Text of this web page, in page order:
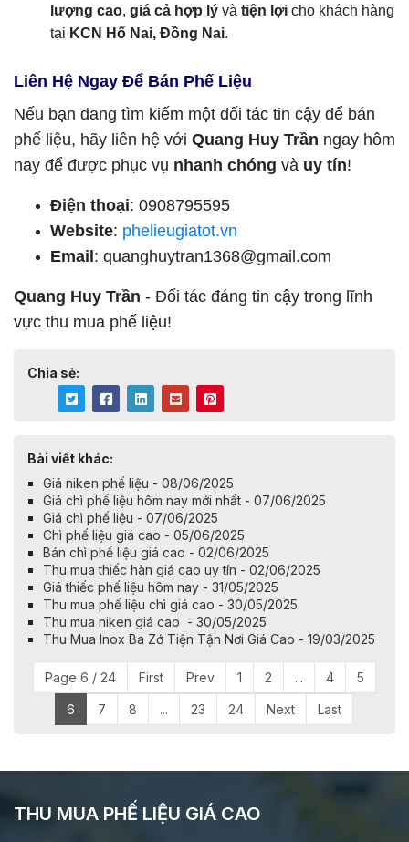
lượng cao, giá cả hợp lý và tiện lợi cho khách hàng
tại KCN Hố Nai, Đồng Nai.
Liên Hệ Ngay Để Bán Phế Liệu
Nếu bạn đang tìm kiếm một đối tác tin cậy để bán
phế liệu, hãy liên hệ với Quang Huy Trần ngay hôm
nay để được phục vụ nhanh chóng và uy tín!
Điện thoại: 0908795595
Website: phelieugiatot.vn
Email : quanghuytran1368@gmail.com
Quang Huy Trần - Đối tác đáng tin cậy trong lĩnh
vực thu mua phế liệu!
Chia sẻ:
Bài viết khác:
Giá niken phế liệu - 08/06/2025
Giá chì phế liệu hôm nay mới nhất - 07/06/2025
Giá chì phế liệu - 07/06/2025
Chì phế liệu giá cao - 05/06/2025
Bán chì phế liệu giá cao - 02/06/2025
Thu mua thiếc hàn giá cao uy tín - 02/06/2025
Giá thiếc phế liệu hôm nay - 31/05/2025
Thu mua phế liệu chì giá cao - 30/05/2025
Thu mua niken giá cao - 30/05/2025
Thu Mua Inox Ba Zớ Tiện Tận Nơi Giá Cao - 19/03/2025
Page 6 / 24 First Prev 1 2 ... 4 5
6 7 8 ... 23 24 Next Last
THU MUA PHẾ LIỆU GIÁ CAO